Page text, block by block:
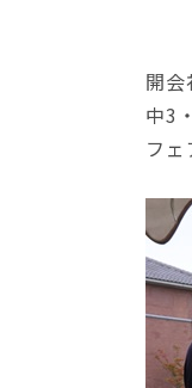
開会
中3
フェ